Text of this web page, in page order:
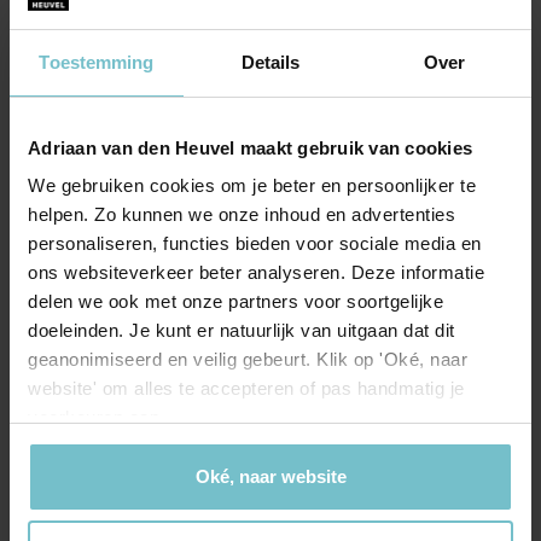
Toestemming Details Over
Adriaan van den Heuvel maakt gebruik van cookies
We gebruiken cookies om je beter en persoonlijker te
helpen. Zo kunnen we onze inhoud en advertenties
personaliseren, functies bieden voor sociale media en
ons websiteverkeer beter analyseren. Deze informatie
delen we ook met onze partners voor soortgelijke
doeleinden. Je kunt er natuurlijk van uitgaan dat dit
geanonimiseerd en veilig gebeurt. Klik op 'Oké, naar
website' om alles te accepteren of pas handmatig je
Oké, naar website
trapopgang richting de tweede verdieping.
SLAAPKAMERS I,II & III:
Aan de voorzijde van de eerste verdieping bevindt zich over
is evenals de rest van de slaapkamers rustig gelegen
vanwege het verkeersluwe karakter van de straat.
Deze slaapkamer is voorzien van circa 14 m² oppervlakte en
vanwege zijn hoge plafond ideaal in te delen. Hetzelfde
geldt voor de tweede en derde slaapkamer welke aan de
achterzijde van de woning gelegen zijn, beide slaapkamers
zijn voor wat betreft oppervlakte ideaal en voorzien van
oppervlakten van respectievelijk circa 10 m² en circa 9 m².
BADKAMER:
uitgevoerd! Zo beschikt deze fijne badkamer over neutrale
kleurtinten en strak tegelwerk, aan sanitair treffen we een
Energie
Energielabel
Isolatie Dakisolatie, Muurisolatie
Verwarming CV Ketel
Warm water
CV Ketel
Brandstof
Bouwjaar
Eigendom Eigendom